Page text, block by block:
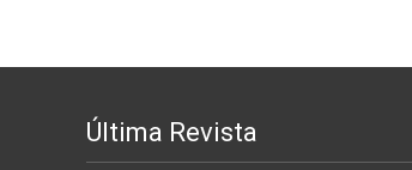
Última Revista